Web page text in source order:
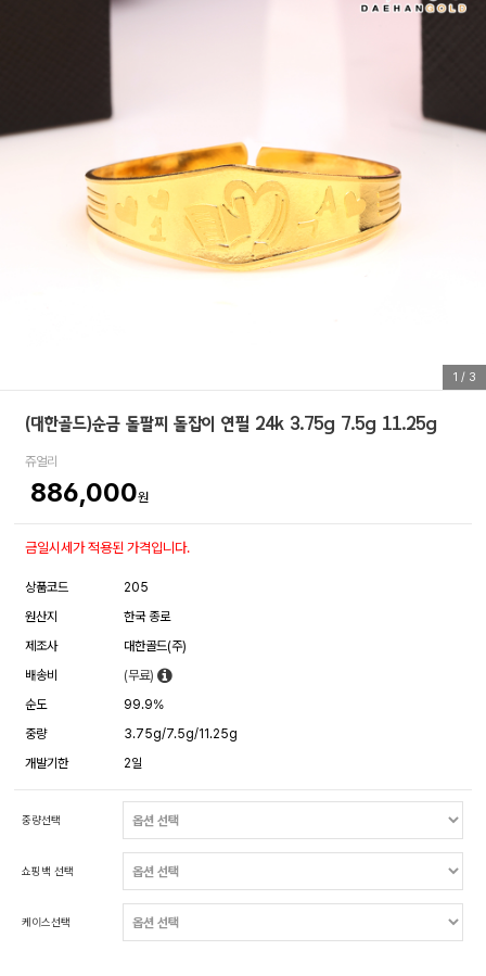
1 / 3
(대한골드)순금 돌팔찌 돌잡이 연필 24k 3.75g 7.5g 11.25g
쥬얼리
886,000원
금일시세가 적용된 가격입니다.
상품코드
205
원산지
한국 종로
제조사
대한골드(주)
배송비
(무료)
순도
99.9%
중량
3.75g/7.5g/11.25g
개발기한
2일
중량선택
쇼핑백 선택
케이스선택